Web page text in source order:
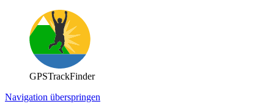
GPSTrackFinder
Navigation überspringen